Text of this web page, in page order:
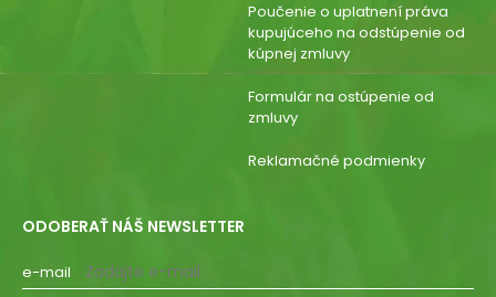
Poučenie o uplatnení práva
kupujúceho na odstúpenie od
kúpnej zmluvy
Formulár na ostúpenie od
zmluvy
Reklamačné podmienky
ODOBERAŤ NÁŠ NEWSLETTER
e-mail